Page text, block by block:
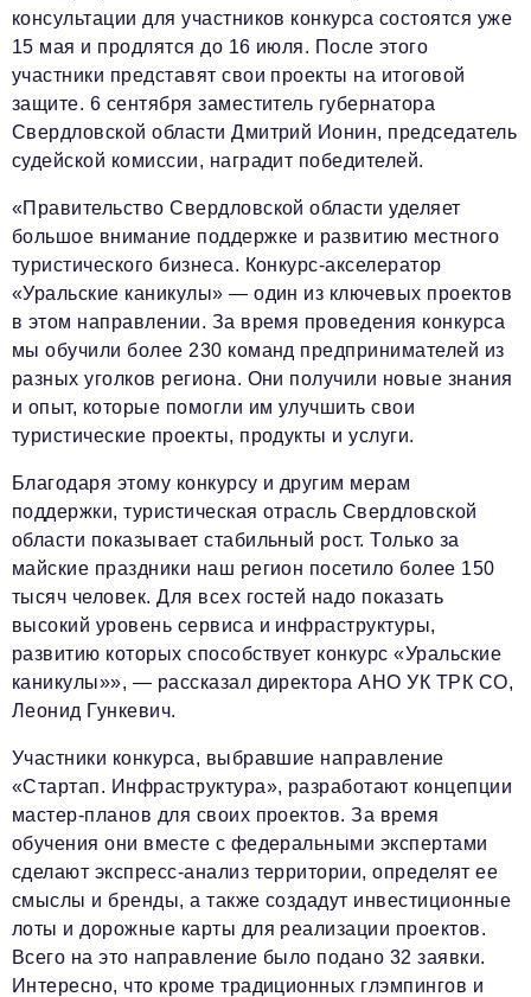
консультации для участников конкурса состоятся уже
15 мая и продлятся до 16 июля. После этого
участники представят свои проекты на итоговой
защите. 6 сентября заместитель губернатора
Свердловской области Дмитрий Ионин, председатель
судейской комиссии, наградит победителей.
«Правительство Свердловской области уделяет
большое внимание поддержке и развитию местного
туристического бизнеса. Конкурс-акселератор
«Уральские каникулы» — один из ключевых проектов
в этом направлении. За время проведения конкурса
мы обучили более 230 команд предпринимателей из
разных уголков региона. Они получили новые знания
и опыт, которые помогли им улучшить свои
туристические проекты, продукты и услуги.
Благодаря этому конкурсу и другим мерам
поддержки, туристическая отрасль Свердловской
области показывает стабильный рост. Только за
майские праздники наш регион посетило более 150
тысяч человек. Для всех гостей надо показать
высокий уровень сервиса и инфраструктуры,
развитию которых способствует конкурс «Уральские
каникулы»», — рассказал директора АНО УК ТРК СО,
Леонид Гункевич.
Участники конкурса, выбравшие направление
«Стартап. Инфраструктура», разработают концепции
мастер-планов для своих проектов. За время
обучения они вместе с федеральными экспертами
сделают экспресс-анализ территории, определят ее
смыслы и бренды, а также создадут инвестиционные
лоты и дорожные карты для реализации проектов.
Всего на это направление было подано 32 заявки.
Интересно, что кроме традиционных глэмпингов и